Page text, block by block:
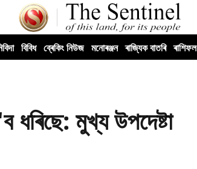
বিবিধ ব্ৰেকিং নিউজ মনোৰঞ্জন ৰাজ্যিক বাতৰি ৰাশিফল
ধৰিছে: মুখ্য উপদেষ্টা